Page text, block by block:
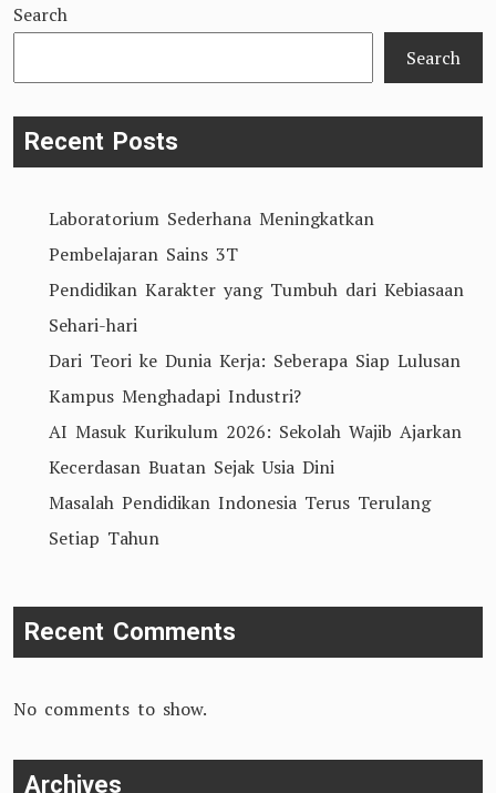
Liberia:
Membangun
Masa
Barat
Search
Search
Recent Posts
Laboratorium Sederhana Meningkatkan
Pembelajaran Sains 3T
Pendidikan Karakter yang Tumbuh dari Kebiasaan
Sehari-hari
Dari Teori ke Dunia Kerja: Seberapa Siap Lulusan
Kampus Menghadapi Industri?
AI Masuk Kurikulum 2026: Sekolah Wajib Ajarkan
Kecerdasan Buatan Sejak Usia Dini
Masalah Pendidikan Indonesia Terus Terulang
Setiap Tahun
Recent Comments
No comments to show.
Archives